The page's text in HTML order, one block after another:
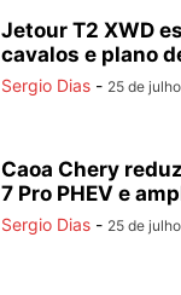
Jetour T2 XWD
cavalos e plano
Sergio Dias - 25 de
Caoa Chery
7 Pro PHEV e
Sergio Dias - 25 de